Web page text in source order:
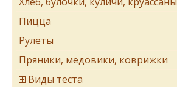
Пицца
Рулеты
Пряники, медовики, коврижки
Виды теста